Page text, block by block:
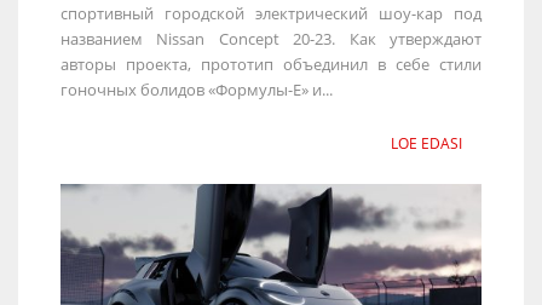
спортивный городской электрический шоу-кар под
названием Nissan Concept 20-23. Как утверждают
авторы проекта, прототип объединил в себе стили
гоночных болидов «Формулы-Е» и...
LOE EDASI